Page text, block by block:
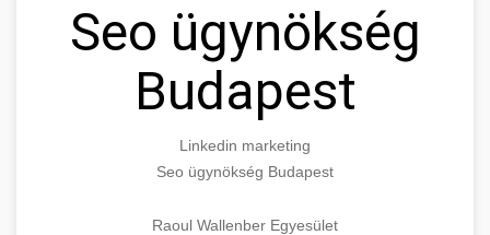
Seo ügynökség
Budapest
Linkedin marketing
Seo ügynökség Budapest
Raoul Wallenber Egyesület